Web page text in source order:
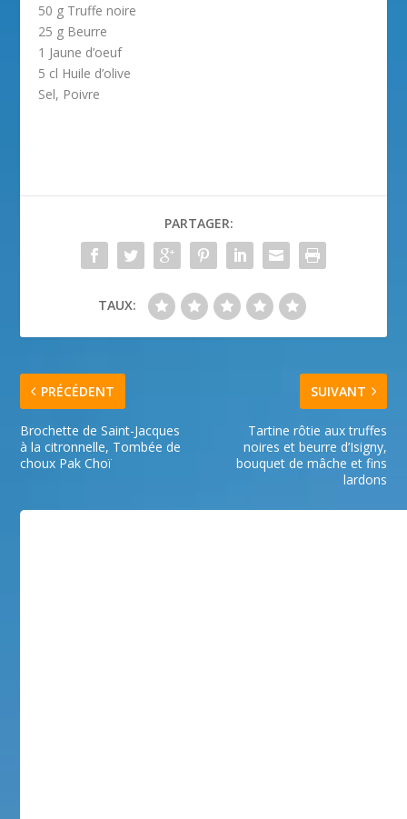
50 g Truffe noire
25 g Beurre
1 Jaune d’oeuf
5 cl Huile d’olive
Sel, Poivre
PARTAGER:
TAUX:
PRÉCÉDENT
Brochette de Saint-Jacques
à la citronnelle, Tombée de
choux Pak Choï
SUIVANT
Tartine rôtie aux truffes
noires et beurre d’Isigny,
bouquet de mâche et fins
lardons